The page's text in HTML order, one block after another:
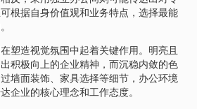
根据自身价值观和业务特点，选择最能
塑造视觉氛围中起着关键作用。明亮且
积极向上的企业精神，而沉稳内敛的色
墙面装饰、家具选择等细节，办公环境
企业的核心理念和工作态度。